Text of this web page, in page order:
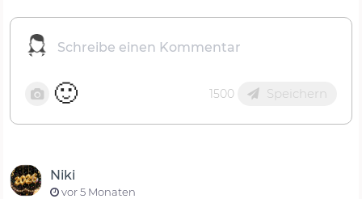
🙂 1500 Speichern
Niki
vor 5 Monaten